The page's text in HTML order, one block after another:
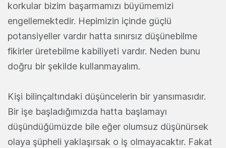
korkular bizim başarmamızı büyümemizi
engellemektedir. Hepimizin içinde güçlü
potansiyeller vardır hatta sınırsız düşünebilme
fikirler üretebilme kabiliyeti vardır. Neden bunu
doğru bir şekilde kullanmayalım.
Kişi bilinçaltındaki düşüncelerin bir yansımasıdır.
Bir işe başladığımızda hatta başlamayı
düşündüğümüzde bile eğer olumsuz düşünürsek
olaya şüpheli yaklaşırsak o iş olmayacaktır. Fakat